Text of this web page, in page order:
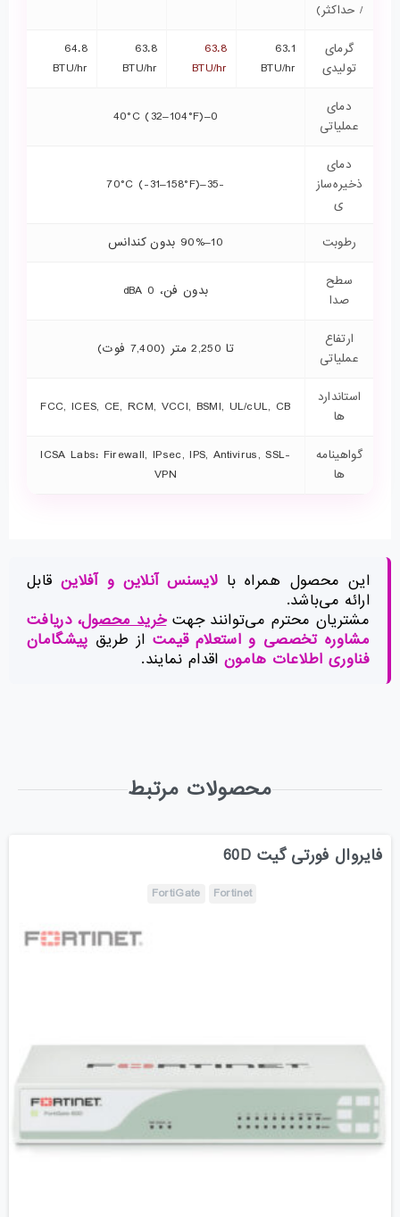
/ حداکثر)
گرمای
تولیدی
63.1
BTU/hr
63.8
BTU/hr
63.8
BTU/hr
64.8
BTU/hr
دمای
عملیاتی
0–40°C (32–104°F)
دمای
ذخیره‌ساز
ی
-35–70°C (-31–158°F)
رطوبت 10–90% بدون کندانس
سطح
صدا
بدون فن، 0 dBA
ارتفاع
عملیاتی
تا 2,250 متر (7,400 فوت)
استاندارد
ها
FCC, ICES, CE, RCM, VCCI, BSMI, UL/cUL, CB
گواهینامه‌
ها
ICSA Labs: Firewall, IPsec, IPS, Antivirus, SSL-
VPN
این محصول همراه بالایسنس آنلاین و آفلاینقابل
ارائه می‌باشد.
مشتریان محترم می‌توانند جهتخرید محصول، دریافت
مشاوره تخصصی و استعلام قیمت از طریق پیشگامان
فناوری اطلاعات هامون اقدام نمایند.
محصولات مرتبط
فایروال فورتی گیت 60D
Fortinet
FortiGate